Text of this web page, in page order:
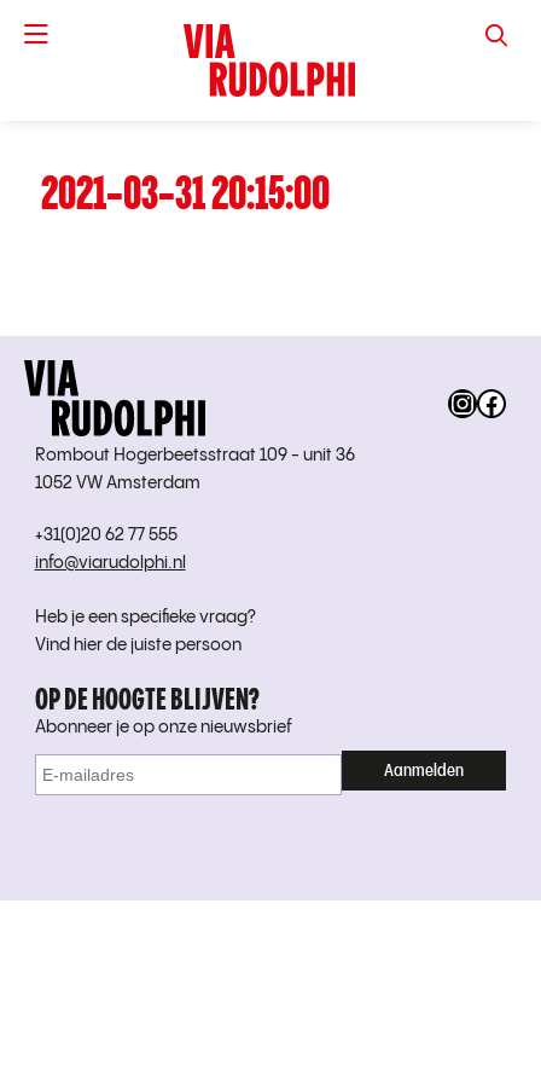
VIA
2021-03-31 20:15:00
Rombout Hogerbeetsstraat 109 - unit 36
1052 VW Amsterdam
+31(0)20 62 77 555
info@viarudolphi.nl
Heb je een specifieke vraag?
Vind hier de juiste persoon
OP DE HOOGTE BLIJVEN?
Abonneer je op onze nieuwsbrief